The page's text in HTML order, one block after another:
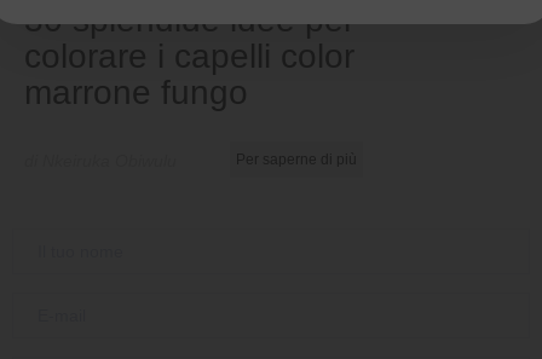
30 splendide idee per
colorare i capelli color
marrone fungo